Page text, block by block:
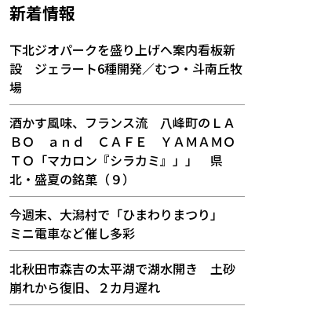
新着情報
下北ジオパークを盛り上げへ案内看板新
設 ジェラート6種開発／むつ・斗南丘牧
場
酒かす風味、フランス流 八峰町のＬＡ
ＢＯ ａｎｄ ＣＡＦＥ ＹＡＭＡＭＯ
ＴＯ「マカロン『シラカミ』」」 県
北・盛夏の銘菓（９）
今週末、大潟村で「ひまわりまつり」
ミニ電車など催し多彩
北秋田市森吉の太平湖で湖水開き 土砂
崩れから復旧、２カ月遅れ